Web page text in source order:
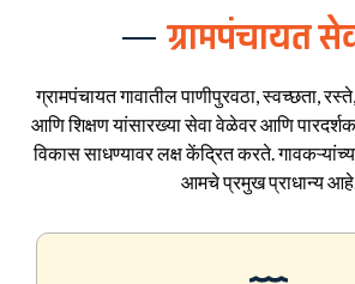
ग्रामपंचायत
ग्रामपंचायत गावातील पाणीपुरवठा, स्वच्छता,
आणि शिक्षण यांसारख्या सेवा वेळेवर आणि पारदर्शक
विकास साधण्यावर लक्ष केंद्रित करते.
आमचे प्रमुख प्राधान्य